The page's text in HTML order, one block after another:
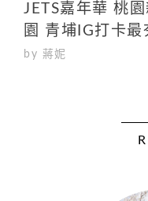
JETS嘉年華 桃
園 青埔IG打卡最
by 蔣妮